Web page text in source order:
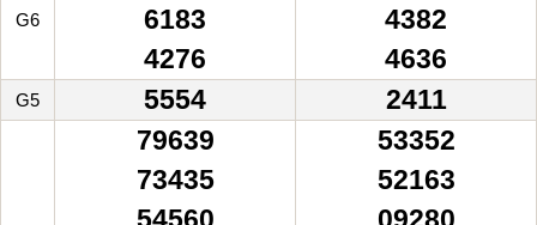
G6
6183
4276
4382
4636
G5 5554 2411
79639
73435
54560
53352
52163
09280